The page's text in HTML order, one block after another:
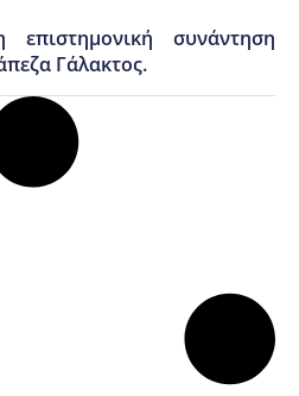
συνάντηση
Γάλακτος.